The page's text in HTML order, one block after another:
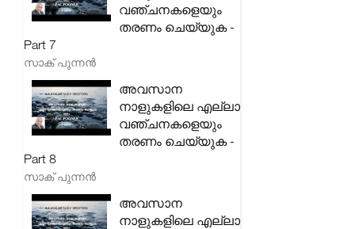
വഞ്ചനകളെയും
തരണം ചെയ്യുക -
Part 7
സാക് പുന്നൻ
അവസാന
നാളുകളിലെ എല്ലാ
വഞ്ചനകളെയും
തരണം ചെയ്യുക -
Part 8
സാക് പുന്നൻ
അവസാന
നാളുകളിലെ എല്ലാ